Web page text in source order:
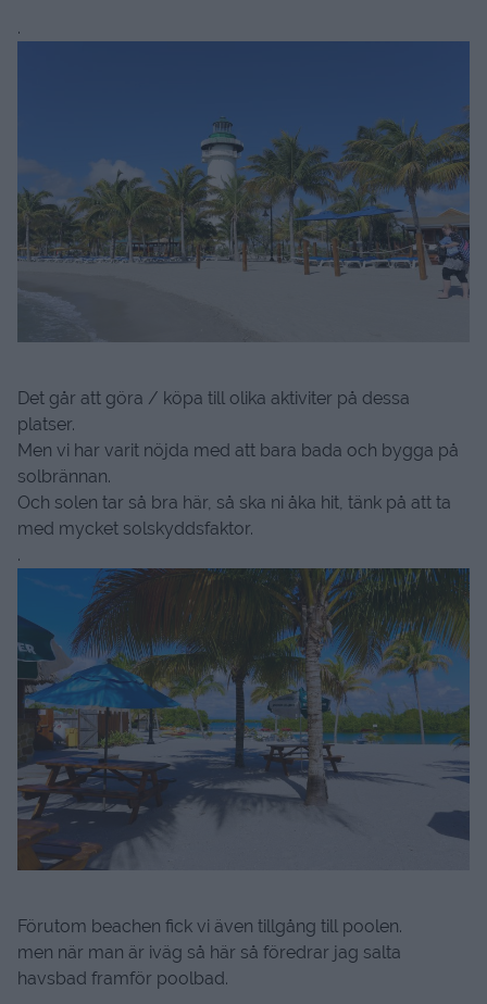
.
Det går att göra / köpa till olika aktiviter på dessa
platser.
Men vi har varit nöjda med att bara bada och bygga på
solbrännan.
Och solen tar så bra här, så ska ni åka hit, tänk på att ta
med mycket solskyddsfaktor.
.
Förutom beachen fick vi även tillgång till poolen.
men när man är iväg så här så föredrar jag salta
havsbad framför poolbad.